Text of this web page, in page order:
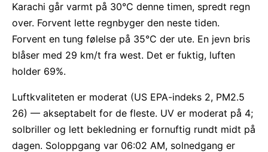
Karachi går varmt på 30°C denne timen, spredt regn
over. Forvent lette regnbyger den neste tiden.
Forvent en tung følelse på 35°C der ute. En jevn bris
blåser med 29 km/t fra west. Det er fuktig, luften
holder 69%.
Luftkvaliteten er moderat (US EPA-indeks 2, PM2.5
26) — akseptabelt for de fleste. UV er moderat på 4;
solbriller og lett bekledning er fornuftig rundt midt på
dagen. Soloppgang var 06:02 AM, solnedgang er